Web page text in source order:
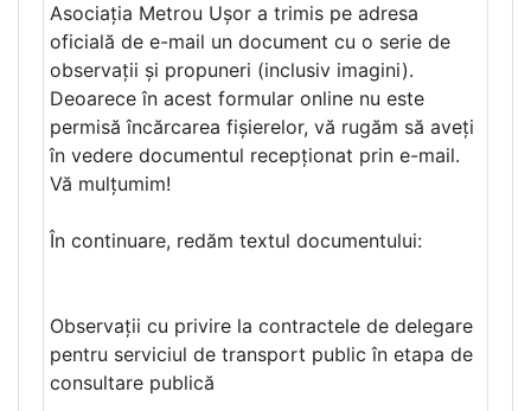
Asociația Metrou Ușor a trimis pe adresa
oficială de e-mail un document cu o serie de
observații și propuneri (inclusiv imagini).
Deoarece în acest formular online nu este
permisă încărcarea fișierelor, vă rugăm să aveți
în vedere documentul recepționat prin e-mail.
Vă mulțumim!
În continuare, redăm textul documentului:
Observații cu privire la contractele de delegare
pentru serviciul de transport public în etapa de
consultare publică